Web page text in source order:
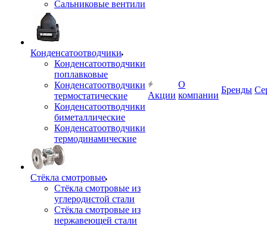
Сальниковые вентили
Конденсатоотводчики
Конденсатоотводчики
поплавковые
Конденсатоотводчики
термостатические
Конденсатоотводчики
биметаллические
Конденсатоотводчики
термодинамические
Стёкла смотровые
Стёкла смотровые из
углеродистой стали
Стёкла смотровые из
нержавеющей стали
Акции
О
компании
Бренды